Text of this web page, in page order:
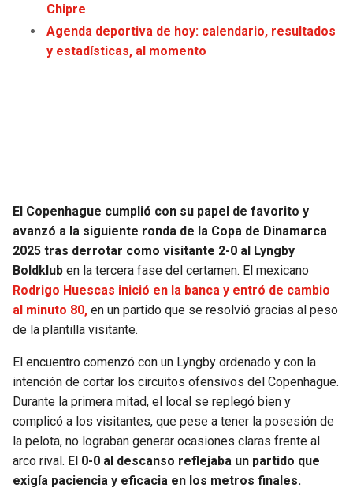
JAGUARS
TITANS
COMMANDERS
SEAHAWKS
BEARS
LIONS
WIZARDS
WARRIORS
KINGS
PELICANS
SPURS
NUGGETS
Chipre
Agenda deportiva de hoy: calendario, resultados
y estadísticas, al momento
El Copenhague cumplió con su papel de favorito y
avanzó a la siguiente ronda de la Copa de Dinamarca
2025 tras derrotar como visitante 2-0 al Lyngby
Boldklub en la tercera fase del certamen. El mexicano
Rodrigo Huescas inició en la banca y entró de cambio
al minuto 80, en un partido que se resolvió gracias al peso
de la plantilla visitante.
El encuentro comenzó con un Lyngby ordenado y con la
intención de cortar los circuitos ofensivos del Copenhague.
Durante la primera mitad, el local se replegó bien y
complicó a los visitantes, que pese a tener la posesión de
la pelota, no lograban generar ocasiones claras frente al
arco rival. El 0-0 al descanso reflejaba un partido que
exigía paciencia y eficacia en los metros finales.